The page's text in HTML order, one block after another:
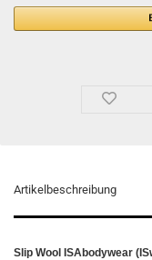
Artikelbeschreibung
Slip Wool ISAbodywear